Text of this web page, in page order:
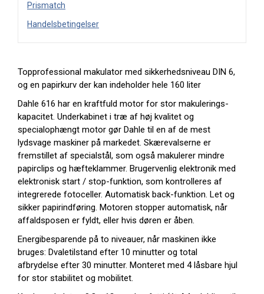
Prismatch
Handelsbetingelser
Topprofessional makulator med sikkerhedsniveau DIN 6,
og en papirkurv der kan indeholder hele 160 liter
Dahle 616 har en kraftfuld motor for stor makulerings-
kapacitet. Underkabinet i træ af høj kvalitet og
specialophængt motor gør Dahle til en af de mest
lydsvage maskiner på markedet. Skærevalserne er
fremstillet af specialstål, som også makulerer mindre
papirclips og hæfteklammer. Brugervenlig elektronik med
elektronisk start / stop-funktion, som kontrolleres af
integrerede fotoceller. Automatisk back-funktion. Let og
sikker papirindføring. Motoren stopper automatisk, når
affaldsposen er fyldt, eller hvis døren er åben.
Energibesparende på to niveauer, når maskinen ikke
bruges: Dvaletilstand efter 10 minutter og total
afbrydelse efter 30 minutter. Monteret med 4 låsbare hjul
for stor stabilitet og mobilitet.